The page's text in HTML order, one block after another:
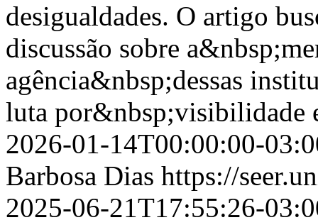
desigualdades. O artigo
discussão sobre
agência&nbsp;dessas
luta por&nbsp;visibilidade
2026-01-14T00:00:00-
Barbosa Dias https://
2025-06-21T17:55:26-